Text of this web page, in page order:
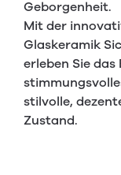
Geborgenheit.
Mit der
Glaskeramik
erleben Sie das
stilvolle,
Zustand.